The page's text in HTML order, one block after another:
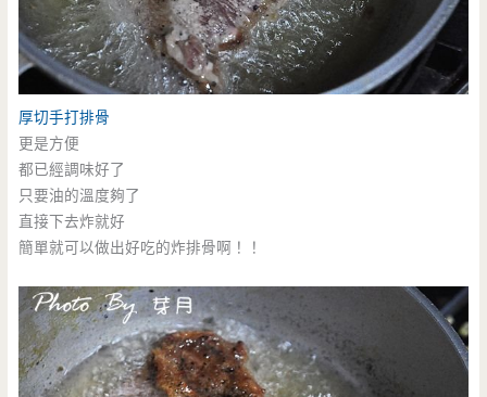
厚切手打排骨
更是方便
都已經調味好了
只要油的溫度夠了
直接下去炸就好
簡單就可以做出好吃的炸排骨啊！！